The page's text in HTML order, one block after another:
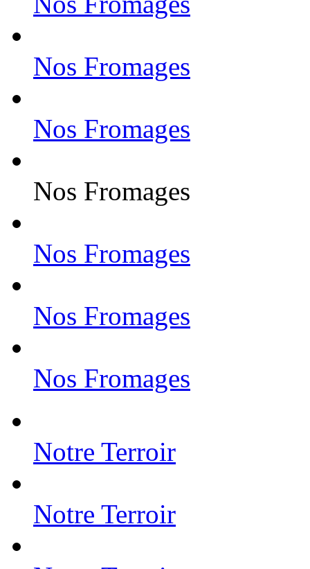
Nos Fromages
Nos Fromages
Nos Fromages
Nos Fromages
Nos Fromages
Nos Fromages
Notre Terroir
Notre Terroir